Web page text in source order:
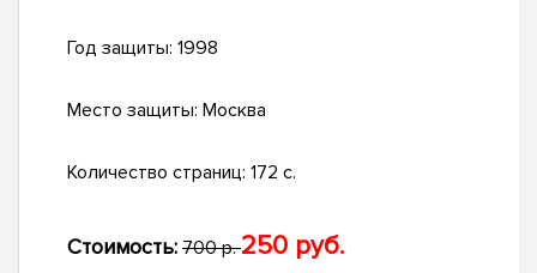
Год защиты: 1998
Место защиты: Москва
Количество страниц: 172 с.
Стоимость: 700 р.250 руб.